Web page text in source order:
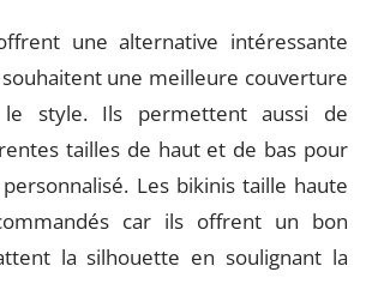
une alternative intéressante
une meilleure couverture
le style. Ils permettent aussi de
tailles de haut et de bas pour
Les bikinis taille haute
car ils offrent un bon
la silhouette en soulignant la